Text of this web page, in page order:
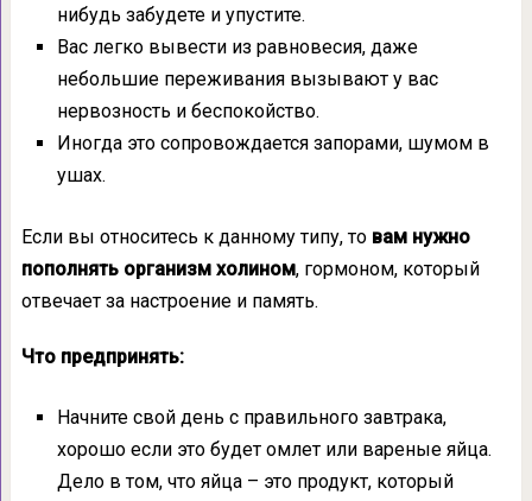
нибудь забудете и упустите.
Вас легко вывести из равновесия, даже
небольшие переживания вызывают у вас
нервозность и беспокойство.
Иногда это сопровождается запорами, шумом в
ушах.
Если вы относитесь к данному типу, то вам нужно
пополнять организм холином, гормоном, который
отвечает за настроение и память.
Что предпринять:
Начните свой день с правильного завтрака,
хорошо если это будет омлет или вареные яйца.
Дело в том, что яйца – это продукт, который